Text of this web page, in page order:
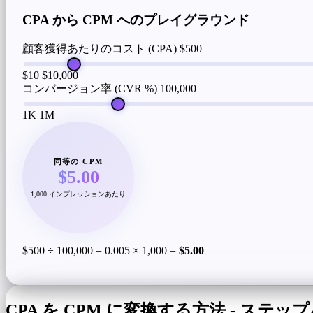
CPA から CPM へのプレイグラウンド
顧客獲得あたりのコスト (CPA) $500
$10 $10,000
コンバージョン率 (CVR %) 100,000
1K 1M
同等の CPM
$5.00
1,000 インプレッションあたり
$500 ÷ 100,000 = 0.005 × 1,000 = $5.00